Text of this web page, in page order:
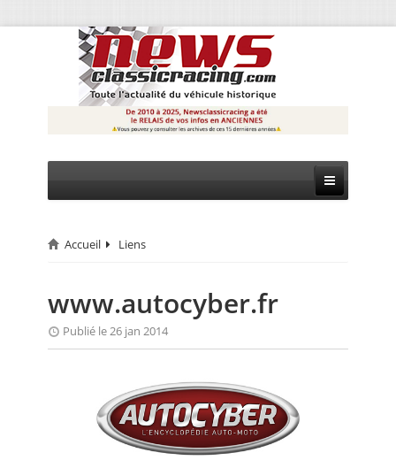
CIRCUIT
MONTAGNE
CALENDRIER
Accueil Liens
www.autocyber.fr
Publié le 26 jan 2014